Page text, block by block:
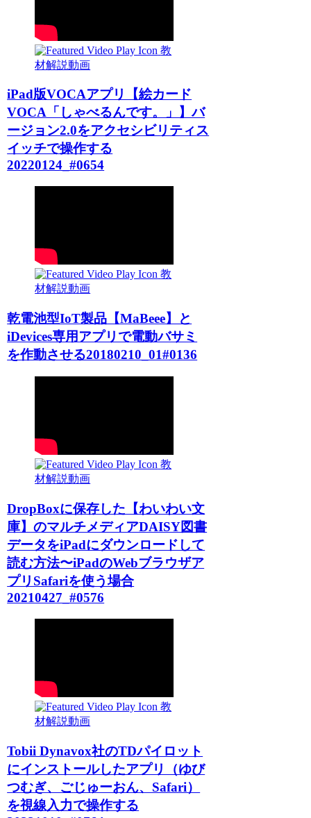
教
材解説動画
iPad版VOCAアプリ【絵カード
VOCA「しゃべるんです。」】バ
ージョン2.0をアクセシビリティス
イッチで操作する
20220124_#0654
教
材解説動画
乾電池型IoT製品【MaBeee】と
iDevices専用アプリで電動バサミ
を作動させる20180210_01#0136
教
材解説動画
DropBoxに保存した【わいわい文
庫】のマルチメディアDAISY図書
データをiPadにダウンロードして
読む方法〜iPadのWebブラウザア
プリSafariを使う場合
20210427_#0576
教
材解説動画
Tobii Dynavox社のTDパイロット
にインストールしたアプリ（ゆび
つむぎ、ごじゅーおん、Safari）
を視線入力で操作する